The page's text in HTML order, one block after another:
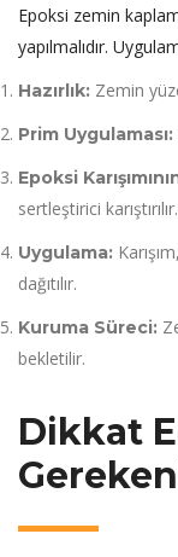
Epoksi zemin
yapılmalıdır.
Hazırlık: Zemin
Prim Uygulaması:
Epoksi
sertleştirici karıştırılır.
Uygulama:
dağıtılır.
Kuruma Süreci:
bekletilir.
Dikkat